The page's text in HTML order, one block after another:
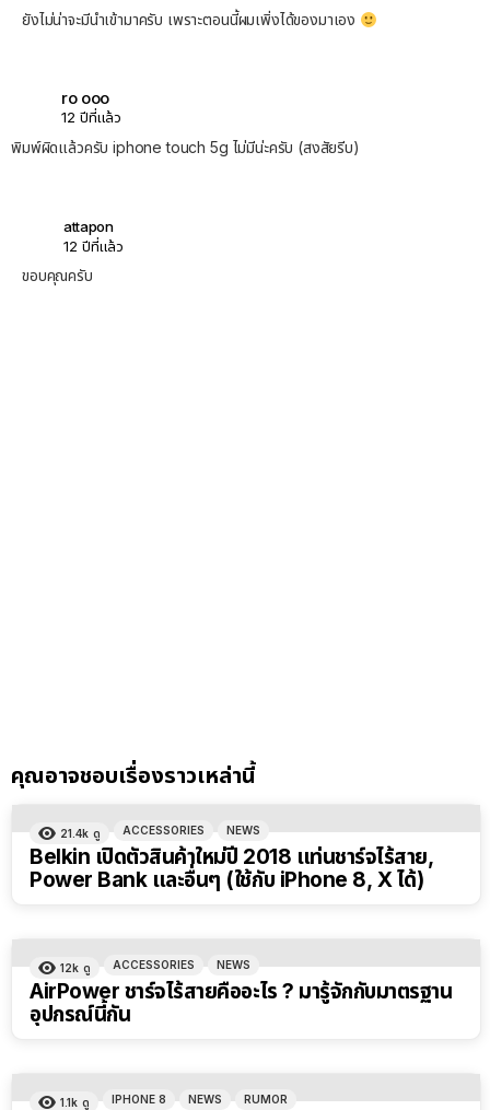
ยังไม่น่าจะมีนำเข้ามาครับ เพราะตอนนี้ผมเพิ่งได้ของมาเอง
ro ooo
12 ปีที่แล้ว
พิมพ์ผิดแล้วครับ iphone touch 5g ไม่มีน่ะครับ (สงสัยรีบ)
attapon
12 ปีที่แล้ว
ขอบคุณครับ
คุณอาจชอบเรื่องราวเหล่านี้
21.4k ดู ACCESSORIES NEWS
Belkin เปิดตัวสินค้าใหม่ปี 2018 แท่นชาร์จไร้สาย,
Power Bank และอื่นๆ (ใช้กับ iPhone 8, X ได้)
12k ดู ACCESSORIES NEWS
AirPower ชาร์จไร้สายคืออะไร ? มารู้จักกับมาตรฐาน
อุปกรณ์นี้กัน
1.1k ดู IPHONE 8 NEWS RUMOR